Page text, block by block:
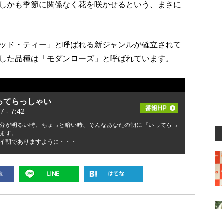
かも季節に関係なく花を咲かせるという、まさに
ド・ティー」と呼ばれる新ジャンルが確立されて
品種は「モダンローズ」と呼ばれています。
てらっしゃい
- 7:42
が明るい時、ちょっと暗い時、そんなあなたの朝に『いってらっ
す。
朝でありますように・・・